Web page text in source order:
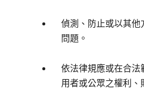
偵測、防止或以其他
問題。
依法律規應或在合法
用者或公眾之權利、